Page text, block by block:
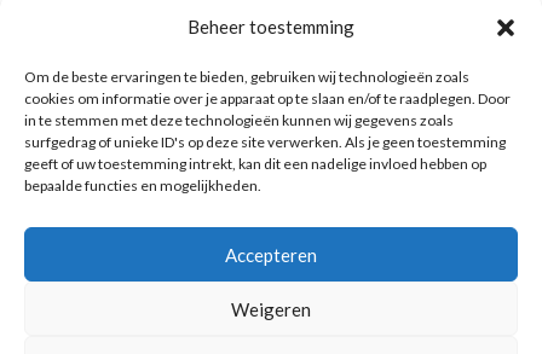
Beheer toestemming
Om de beste ervaringen te bieden, gebruiken wij technologieën zoals
cookies om informatie over je apparaat op te slaan en/of te raadplegen. Door
in te stemmen met deze technologieën kunnen wij gegevens zoals
surfgedrag of unieke ID's op deze site verwerken. Als je geen toestemming
geeft of uw toestemming intrekt, kan dit een nadelige invloed hebben op
bepaalde functies en mogelijkheden.
Accepteren
Weigeren